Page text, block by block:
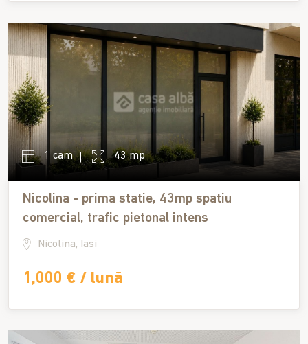
1 cam 43 mp
Nicolina - prima statie, 43mp spatiu
comercial, trafic pietonal intens
Nicolina, Iasi
1,000 € / lună